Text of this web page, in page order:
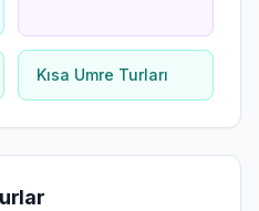
Kısa Umre Turları